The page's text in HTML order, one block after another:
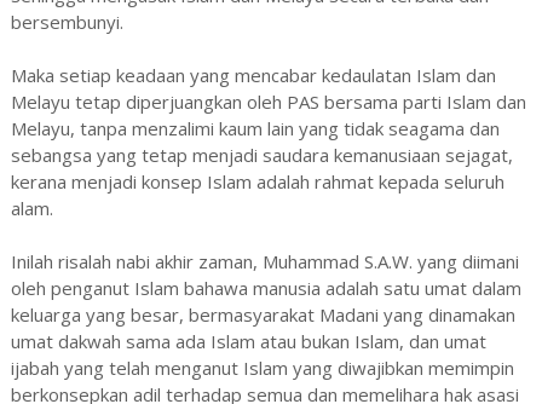
bersembunyi.
Maka setiap keadaan yang mencabar kedaulatan Islam dan
Melayu tetap diperjuangkan oleh PAS bersama parti Islam dan
Melayu, tanpa menzalimi kaum lain yang tidak seagama dan
sebangsa yang tetap menjadi saudara kemanusiaan sejagat,
kerana menjadi konsep Islam adalah rahmat kepada seluruh
alam.
Inilah risalah nabi akhir zaman, Muhammad S.A.W. yang diimani
oleh penganut Islam bahawa manusia adalah satu umat dalam
keluarga yang besar, bermasyarakat Madani yang dinamakan
umat dakwah sama ada Islam atau bukan Islam, dan umat
ijabah yang telah menganut Islam yang diwajibkan memimpin
berkonsepkan adil terhadap semua dan memelihara hak asasi